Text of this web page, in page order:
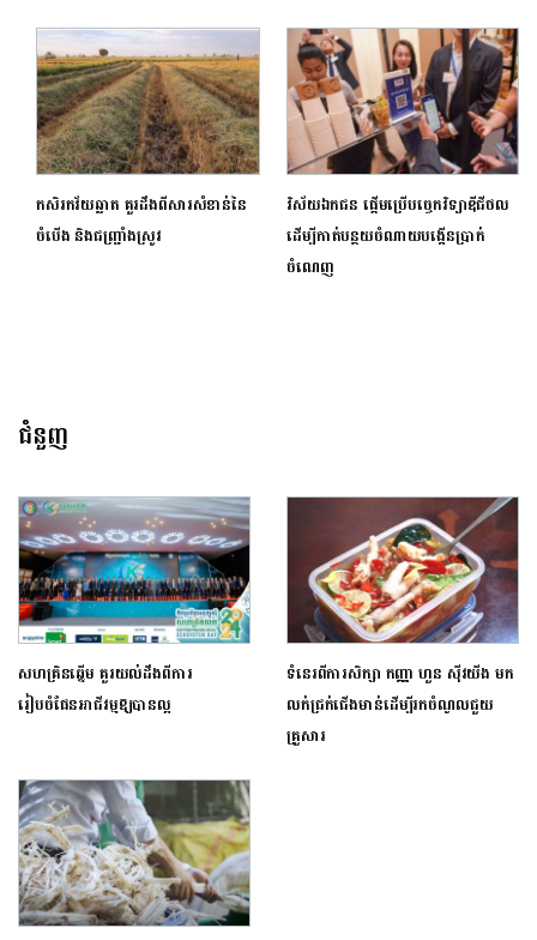
កសិរកវ័យឆ្លាត គួរដឹងពីសារសំខាន់នៃ
ចំបើង និងជញ្ជ្រាំងស្រូវ
វិស័យឯកជន ផ្តើមប្រើបច្ចេកវិទ្យាឌីជីថល
ដើម្បីកាត់បន្ថយចំណាយបង្កើនប្រាក់
ចំណេញ
ជំនួញ
សហគ្រិនឆ្នើម គួរយល់ដឹងពីការ
រៀបចំផែនអាជីវម្មឱ្យបានល្អ
ទំនេរពីការសិក្សា កញ្ញា ហួន ស៊ីវយីង មក
លក់ជ្រក់ជើងមាន់ដើម្បីរកចំណូលជួយ
គ្រួសារ